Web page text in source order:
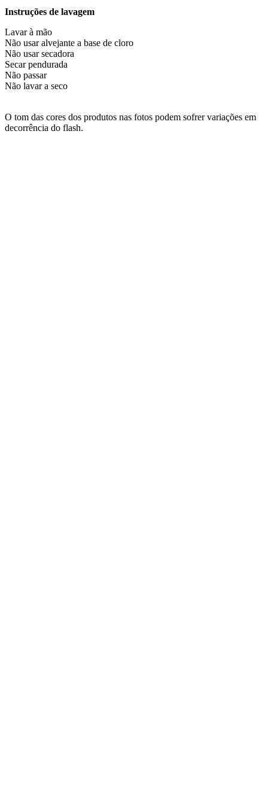
Instruções de lavagem
Lavar à mão
Não usar alvejante a base de cloro
Não usar secadora
Secar pendurada
Não passar
Não lavar a seco
O tom das cores dos produtos nas fotos podem sofrer variações em
decorrência do flash.